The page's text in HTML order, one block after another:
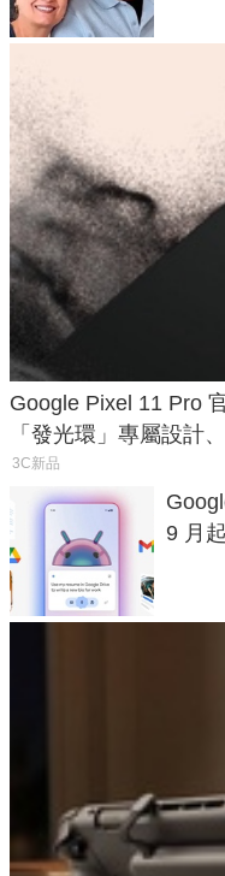
Google Pixel 11 Pro
「發光環」專屬設計
3C新品
9 月